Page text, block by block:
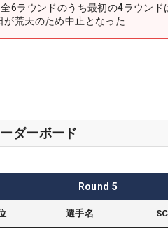
6ラウンドのうち最初の4ラウン
が荒天のため中止となった
ダーボード
Round 5
選手名 SC